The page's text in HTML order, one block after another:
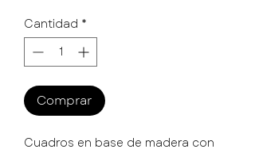
Cantidad *
Comprar
Cuadros en base de madera con